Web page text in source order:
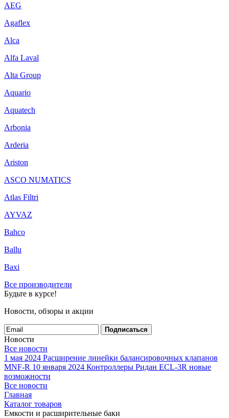
AEG
Agaflex
Alca
Alfa Laval
Alta Group
Aquario
Aquatech
Arbonia
Arderia
Ariston
ASCO NUMATICS
Atlas Filtri
AYVAZ
Bahco
Ballu
Baxi
Все производители
Будьте в курсе!
Новости, обзоры и акции
Подписаться
Новости
Все новости
1 мая 2024 Расширение линейки балансировочных клапанов
MNF-R 10 января 2024 Контроллеры Ридан ECL-3R новые
возможности
Все новости
Главная
Каталог товаров
Емкости и расширительные баки